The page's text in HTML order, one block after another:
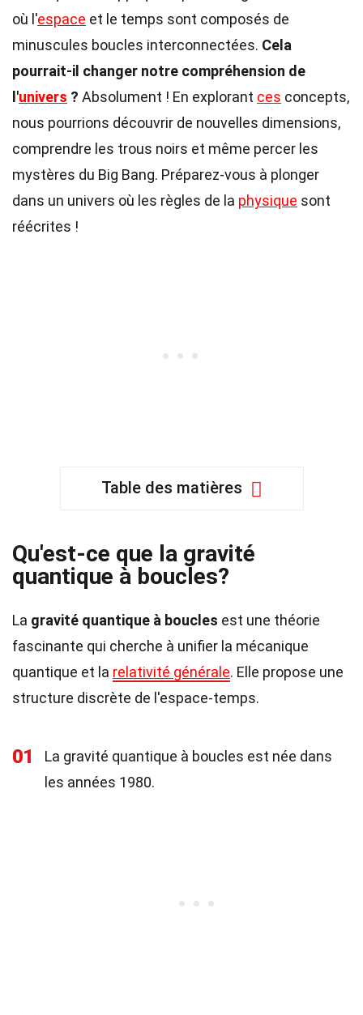
où l'espace et le temps sont composés de
minuscules boucles interconnectées. Cela
pourrait-il changer notre compréhension de
l'univers ? Absolument ! En explorant ces concepts,
nous pourrions découvrir de nouvelles dimensions,
comprendre les trous noirs et même percer les
mystères du Big Bang. Préparez-vous à plonger
dans un univers où les règles de la physique sont
réécrites !
Table des matières
Qu'est-ce que la gravité
quantique à boucles?
La gravité quantique à boucles est une théorie
fascinante qui cherche à unifier la mécanique
quantique et la relativité générale. Elle propose une
structure discrète de l'espace-temps.
01
La gravité quantique à boucles est née dans
les années 1980.